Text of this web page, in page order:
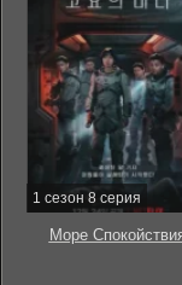
1 сезон 8 серия
Море